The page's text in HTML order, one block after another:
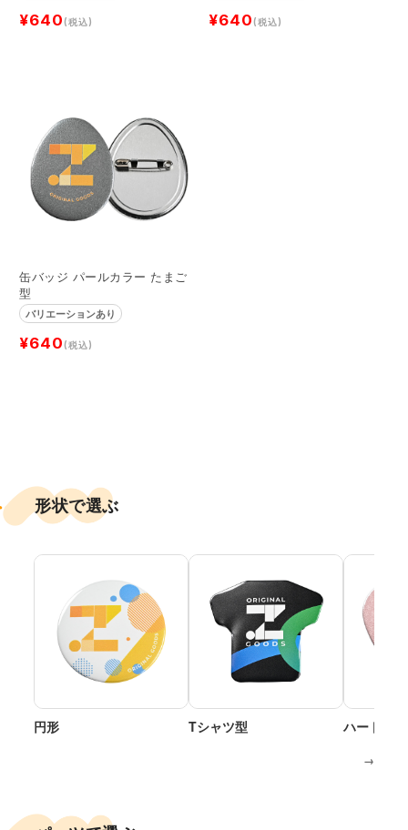
¥640(税込) ¥640(税込)
缶バッジ パールカラー たまご
型
バリエーションあり
¥640(税込)
形状で選ぶ
円形 Tシャツ型 ハート型
→